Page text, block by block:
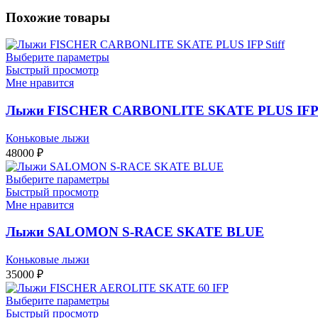
Похожие товары
Выберите параметры
Быстрый просмотр
Мне нравится
Лыжи FISCHER CARBONLITE SKATE PLUS
Коньковые лыжи
48000 ₽
Выберите параметры
Быстрый просмотр
Мне нравится
Лыжи SALOMON S-RACE SKATE BLUE
Коньковые лыжи
35000 ₽
Выберите параметры
Быстрый просмотр